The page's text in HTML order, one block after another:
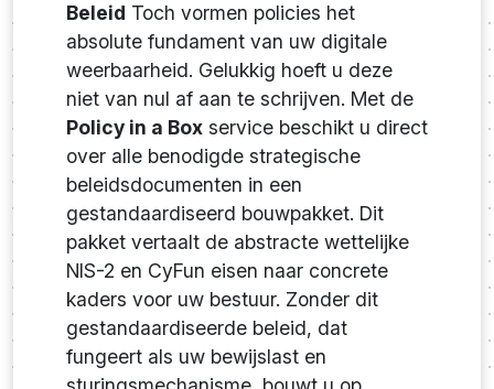
Beleid Toch vormen policies het
absolute fundament van uw digitale
weerbaarheid. Gelukkig hoeft u deze
niet van nul af aan te schrijven. Met de
Policy in a Box service beschikt u direct
over alle benodigde strategische
beleidsdocumenten in een
gestandaardiseerd bouwpakket. Dit
pakket vertaalt de abstracte wettelijke
NIS-2 en CyFun eisen naar concrete
kaders voor uw bestuur. Zonder dit
gestandaardiseerde beleid, dat
fungeert als uw bewijslast en